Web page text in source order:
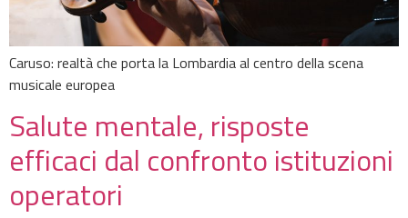
Caruso: realtà che porta la Lombardia al centro della scena
musicale europea
Salute mentale, risposte
efficaci dal confronto istituzioni
operatori